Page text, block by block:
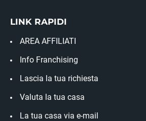
LINK RAPIDI
AREA AFFILIATI
Info Franchising
Lascia la tua richiesta
Valuta la tua casa
La tua casa via e-mail